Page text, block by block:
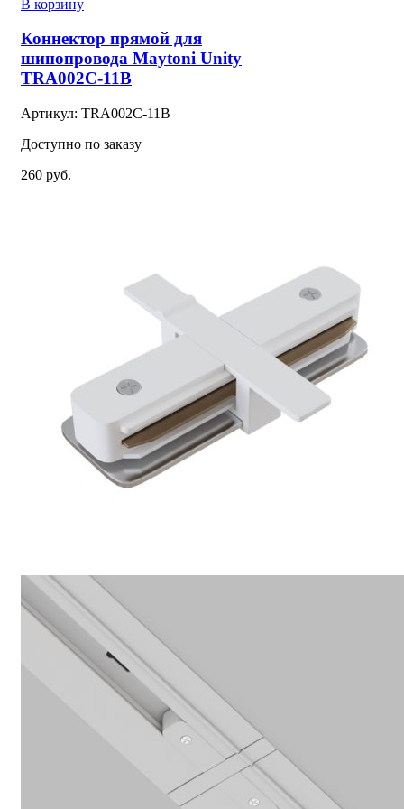
Коннектор
прямой
для
шинопровода
Maytoni
TRA002C-
В корзину
Коннектор прямой для
шинопровода Maytoni Unity
TRA002C-11B
Артикул: TRA002C-11B
Доступно по заказу
260 руб.